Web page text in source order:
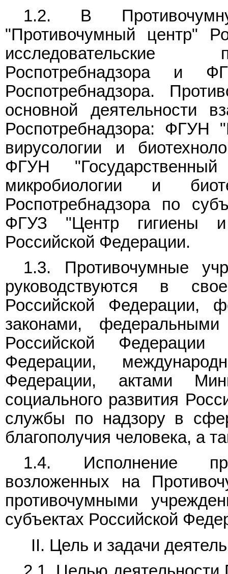
1.2. В
"Противочумный центр"
исследовательские
Роспотребнадзора и
Роспотребнадзора.
основной деятельности
Роспотребнадзора: ФГУН
вирусологии и
ФГУН
микробиологии и
Роспотребнадзора по
ФГУЗ "Центр гигиены и
Российской Федерации.
1.3. Противочумные
руководствуются в
Российской Федерации,
законами,
Российской Федерации
Федерации,
Федерации, актами
социального развития
службы по надзору в
благополучия человека, а
1.4. Исполнение
возложенных на
противочумными
субъектах Российской
II. Цель и задачи